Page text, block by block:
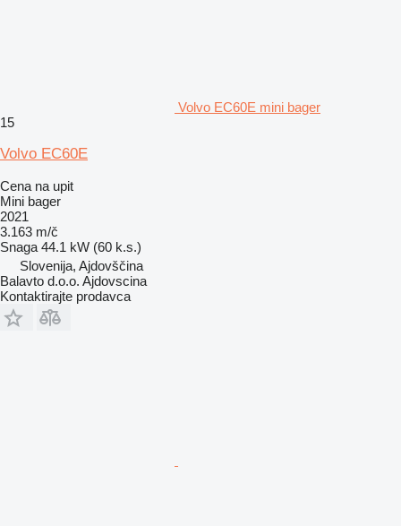
Volvo EC60E mini bager
15
Volvo EC60E
Cena na upit
Mini bager
2021
3.163 m/č
Snaga 44.1 kW (60 k.s.)
Slovenija, Ajdovščina
Balavto d.o.o. Ajdovscina
Kontaktirajte prodavca